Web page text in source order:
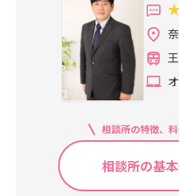
相談所の特徴、
相談所の基